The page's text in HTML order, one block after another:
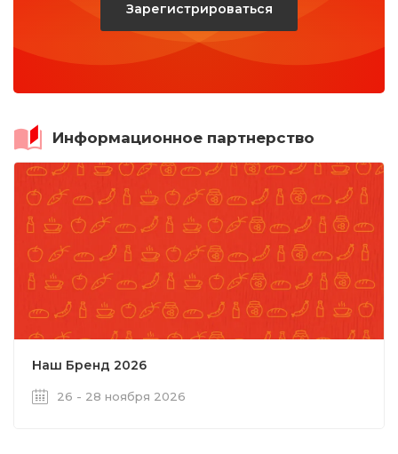
Зарегистрироваться
Информационное партнерство
Наш Бренд 2026
26 - 28 ноября 2026